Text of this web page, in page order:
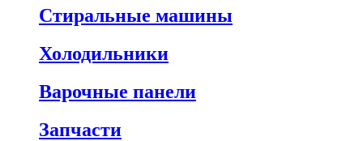
Стиральные машины
Холодильники
Варочные панели
Запчасти